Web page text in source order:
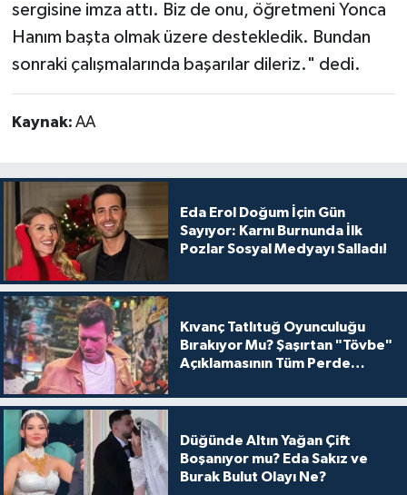
sergisine imza attı. Biz de onu, öğretmeni Yonca
Hanım başta olmak üzere destekledik. Bundan
sonraki çalışmalarında başarılar dileriz." dedi.
Kaynak: AA
Eda Erol Doğum İçin Gün
Sayıyor: Karnı Burnunda İlk
Pozlar Sosyal Medyayı Salladı!
Kıvanç Tatlıtuğ Oyunculuğu
Bırakıyor Mu? Şaşırtan "Tövbe"
Açıklamasının Tüm Perde
Düğünde Altın Yağan Çift
Boşanıyor mu? Eda Sakız ve
Burak Bulut Olayı Ne?